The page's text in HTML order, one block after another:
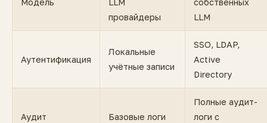
Модель
LLM
провайдеры
собственных
LLM
Аутентификация
Локальные
учётные записи
SSO, LDAP,
Active
Directory
Аудит Базовые логи
Полные аудит-
логи с